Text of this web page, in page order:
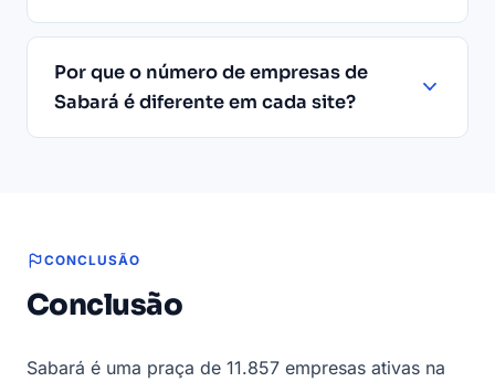
Por que o número de empresas de
Sabará é diferente em cada site?
CONCLUSÃO
Conclusão
Sabará é uma praça de 11.857 empresas ativas na